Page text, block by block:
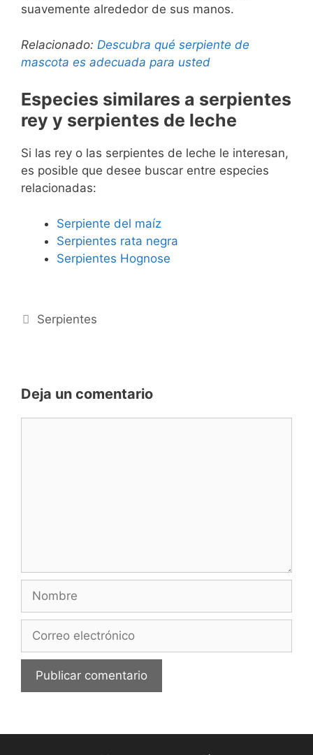
suavemente alrededor de sus manos.
Relacionado: Descubra qué serpiente de
mascota es adecuada para usted
Especies similares a serpientes
rey y serpientes de leche
Si las rey o las serpientes de leche le interesan,
es posible que desee buscar entre especies
relacionadas:
Serpiente del maíz
Serpientes rata negra
Serpientes Hognose
Categorías
Serpientes
Deja un comentario
Nombre
Correo